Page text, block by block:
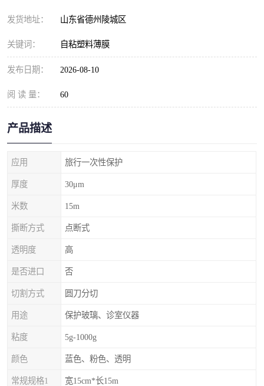
发货地址： 山东省德州陵城区
关键词： 自粘塑料薄膜
发布日期： 2026-08-10
阅 读 量： 60
产品描述
应用 旅行一次性保护
厚度 30μm
米数 15m
撕断方式 点断式
透明度 高
是否进口 否
切割方式 圆刀分切
用途 保护玻璃、诊室仪器
粘度 5g-1000g
颜色 蓝色、粉色、透明
常规规格1 宽15cm*长15m